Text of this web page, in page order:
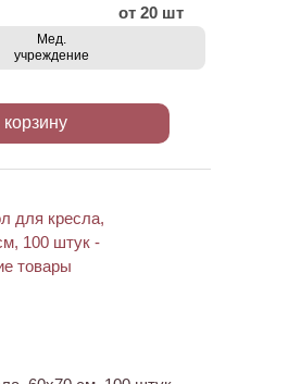
от 20 шт
Мед.
учреждение
корзину